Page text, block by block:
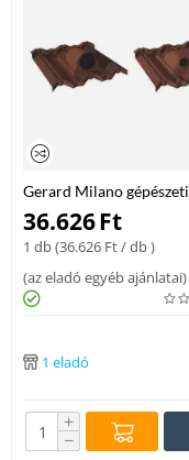
Gerard Milano gépészeti
átvezető elem vörös
36.626Ft
1 db (36.626 Ft/ db )
(az eladó egyéb ajánlatai)
1 eladó
+
−